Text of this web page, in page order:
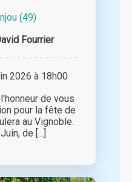
(49)
Fourrier
2026 à 18h00
de vous
pour la fête de
au Vignoble.
de [...]